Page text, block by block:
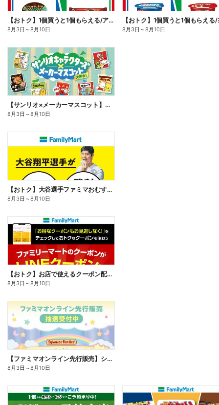
【おトク】1個買うと1個もらえる/アイス
8月3日 ～8月10日 8月3日 ～8月10日
【サンリオ×メーカーマスコット】オリジナルグッズ貰える!
8月3日 ～8月10日
【おトク】大谷選手ファミマおむすび割
8月3日 ～8月10日
【おトク】お店で使えるクーポン配信中
8月3日 ～8月10日
【ファミマオンライン先行販売】シルバニアファミリー
8月3日 ～8月10日